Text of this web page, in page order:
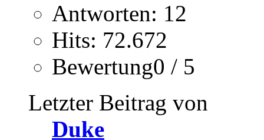
Antworten: 12
Hits: 72.672
Bewertung0 / 5
Letzter Beitrag von
Duke